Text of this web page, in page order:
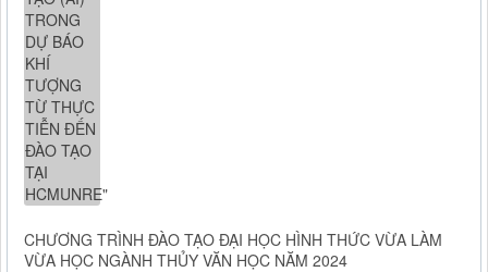
CHƯƠNG TRÌNH ĐÀO TẠO ĐẠI HỌC HÌNH THỨC VỪA LÀM
VỪA HỌC NGÀNH THỦY VĂN HỌC NĂM 2024